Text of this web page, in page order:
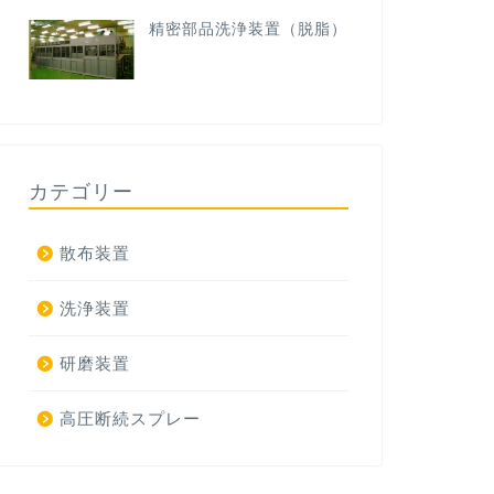
精密部品洗浄装置（脱脂）
カテゴリー
散布装置
洗浄装置
研磨装置
高圧断続スプレー